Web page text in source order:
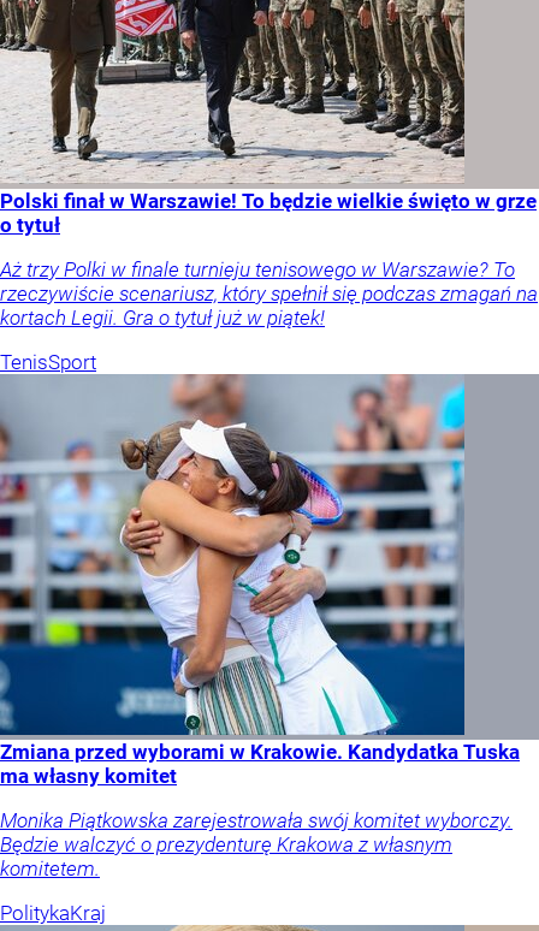
Polski finał w Warszawie! To będzie wielkie święto w grze
o tytuł
Aż trzy Polki w finale turnieju tenisowego w Warszawie? To
rzeczywiście scenariusz, który spełnił się podczas zmagań na
kortach Legii. Gra o tytuł już w piątek!
TenisSport
Zmiana przed wyborami w Krakowie. Kandydatka Tuska
ma własny komitet
Monika Piątkowska zarejestrowała swój komitet wyborczy.
Będzie walczyć o prezydenturę Krakowa z własnym
komitetem.
PolitykaKraj